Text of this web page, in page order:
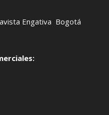
Engativa Bogotá